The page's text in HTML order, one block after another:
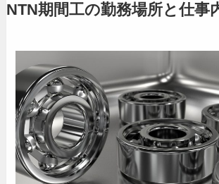
NTN期間工の勤務場所と仕事